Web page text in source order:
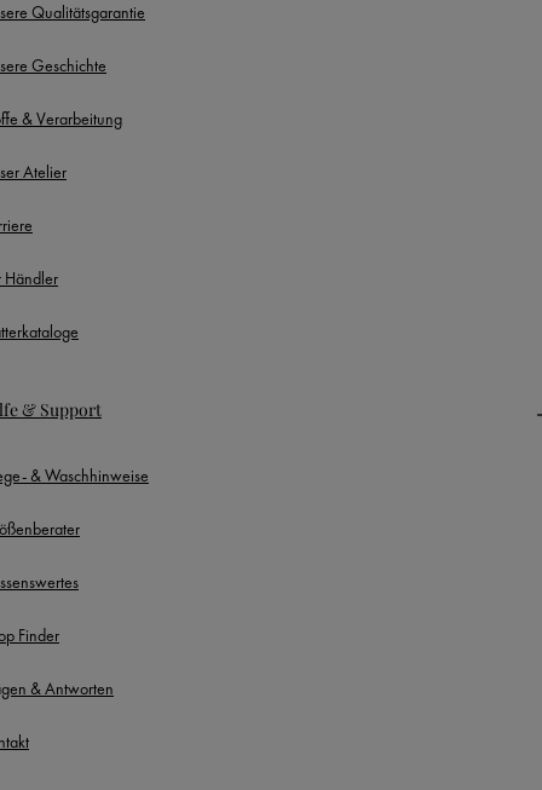
Qualitätsgarantie
Geschichte
& Verarbeitung
Atelier
Händler
& Support
& Waschhinweise
Finder
& Antworten